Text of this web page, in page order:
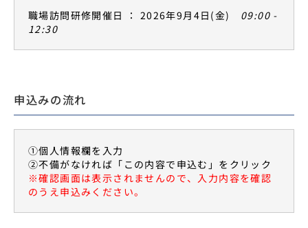
職場訪問研修開催日 ： 2026年9月4日(金) 09:00 -
12:30
申込みの流れ
①個人情報欄を入力
②不備がなければ「この内容で申込む」をクリック
※確認画面は表示されませんので、入力内容を確認
のうえ申込みください。